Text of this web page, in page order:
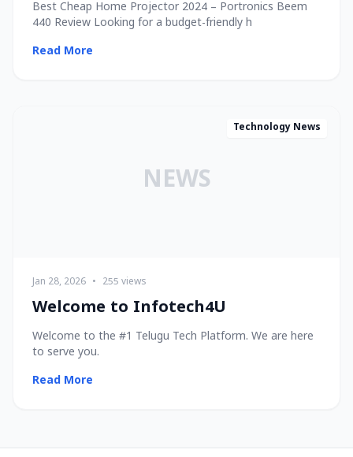
Best Cheap Home Projector 2024 – Portronics Beem
440 Review Looking for a budget-friendly h
Read More
NEWS
Technology News
Jan 28, 2026 • 255 views
Welcome to Infotech4U
Welcome to the #1 Telugu Tech Platform. We are here
to serve you.
Read More